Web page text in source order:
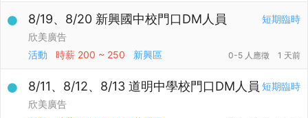
短期臨時
8/19、8/20 新興國中校門口DM人員
欣美廣告
活動
時薪 200 ~ 250 新興區 0-5 人應徵 1 天前
短期臨時
8/11、8/12、8/13 道明中學校門口DM人員
欣美廣告